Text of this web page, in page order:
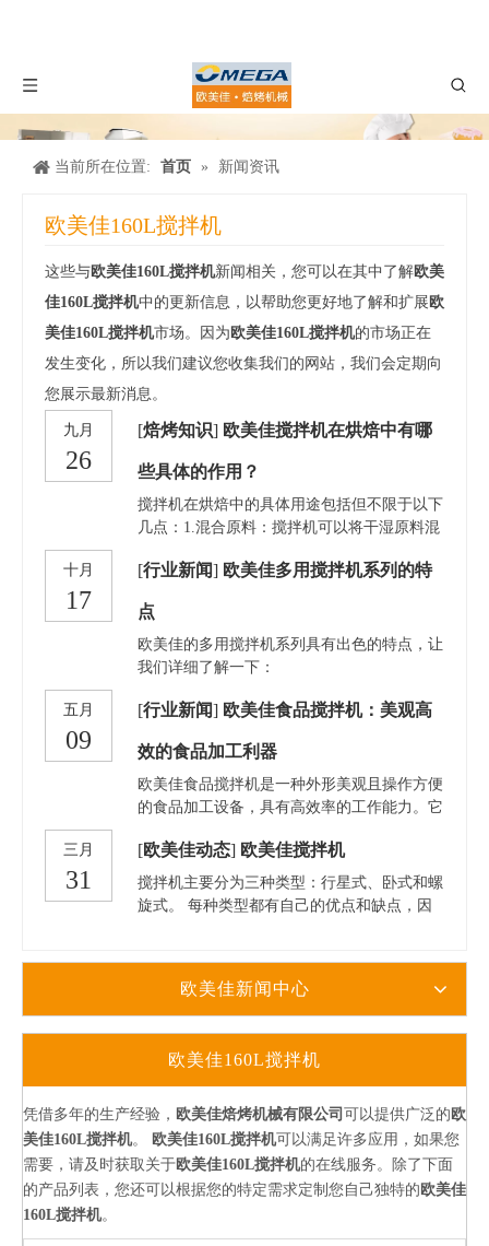
当前所在位置: 首页 » 新闻资讯
欧美佳160L搅拌机
这些与欧美佳160L搅拌机新闻相关，您可以在其中了解欧美
佳160L搅拌机中的更新信息，以帮助您更好地了解和扩展 欧
美佳160L搅拌机市场。因为 欧美佳160L搅拌机的市场正在
发生变化，所以我们建议您收集我们的网站，我们会定期向
您展示最新消息。
九月
26
[焙烤知识] 欧美佳搅拌机在烘焙中有哪
些具体的作用？
搅拌机在烘焙中的具体用途包括但不限于以下
几点：1.混合原料：搅拌机可以将干湿原料混
混合面粉、糖、盐、发酵粉和其他干性材料。
的烘焙食品时，搅拌机可以快速有效地搅打鸡
蛋，使其充满空气，从而增加烘焙成品的体积
和轻盈度。3.打发奶油：搅拌机配有搅打器，
态，这对于制作奶油霜、糖霜和某些类型的蛋
披萨面团，搅拌机配备了专门的面团钩，可以
有效地揉合面团，帮助面筋形成，这对于烘焙
食品的结构和质地非常重要。5.乳化：在制作
十月
17
[行业新闻] 欧美佳多用搅拌机系列的特
点
​欧美佳的多用搅拌机系列具有出色的特点，让
我们详细了解一下：
五月
09
[行业新闻] 欧美佳食品搅拌机：美观高
效的食品加工利器
欧美佳食品搅拌机是一种外形美观且操作方便
的食品加工设备，具有高效率的工作能力。它
及单位食堂的食品加工制作，也可用于制药、
化工原料等的调制原料。
三月
31
[欧美佳动态] 欧美佳搅拌机
搅拌机主要分为三种类型：行星式、卧式和螺
旋式。 每种类型都有自己的优点和缺点，因
欧美佳新闻中心
欧美佳160L搅拌机
凭借多年的生产经验， 欧美佳焙烤机械有限公司 可以提供广泛的 欧
美佳160L搅拌机。 欧美佳160L搅拌机可以满足许多应用，如果您
需要，请及时获取关于欧美佳160L搅拌机的在线服务。除了下面
的产品列表，您还可以根据您的特定需求定制您自己独特的 欧美佳
160L搅拌机。